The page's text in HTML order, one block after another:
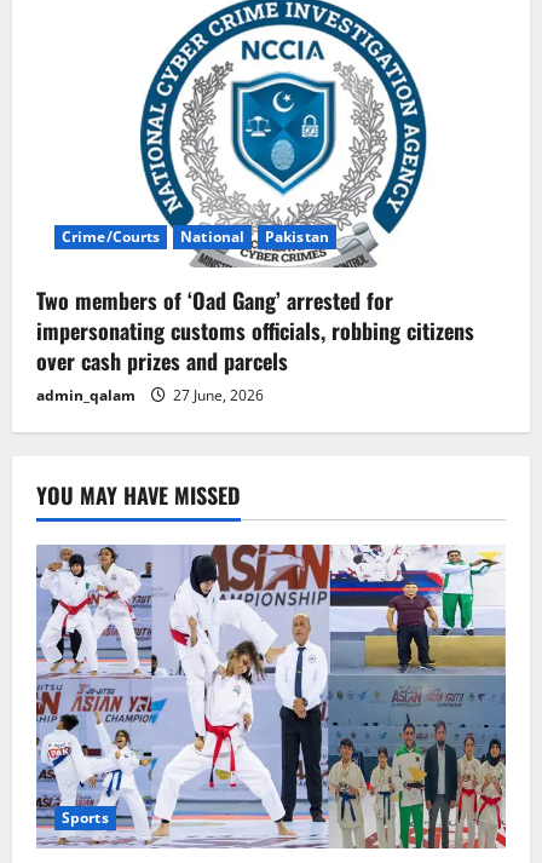
Crime/Courts National Pakistan
Two members of ‘Oad Gang’ arrested for
impersonating customs officials, robbing citizens
over cash prizes and parcels
admin_qalam 27 June, 2026
YOU MAY HAVE MISSED
Sports